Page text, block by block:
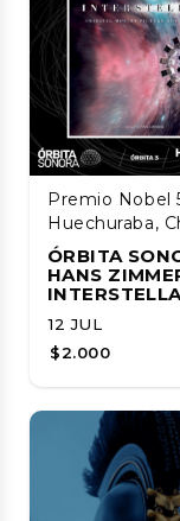
Premio Nobel
Huechuraba,
ÓRBITA
HANS
12 JUL
$2.000